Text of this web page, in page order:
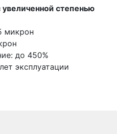
степенью
микрон
до 450%
эксплуатации